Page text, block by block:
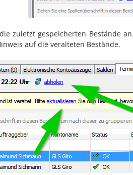
zuletzt gespeicherten Bestände
auf die veralteten Bestände.